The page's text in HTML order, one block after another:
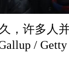
许多人并
/ Getty